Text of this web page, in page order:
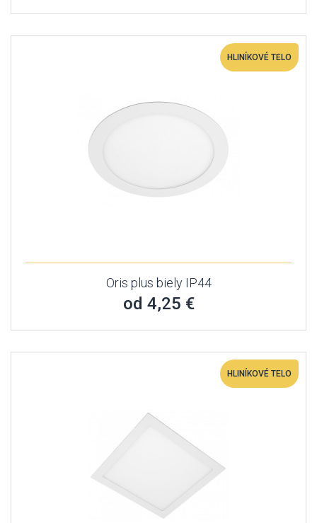
HLINÍKOVÉ TELO
Oris plus biely IP44
od 4,25 €
HLINÍKOVÉ TELO